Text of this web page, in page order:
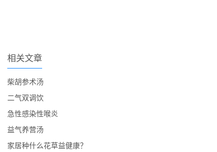
相关文章
柴胡参术汤
二气双调饮
急性感染性喉炎
益气养营汤
家居种什么花草益健康？